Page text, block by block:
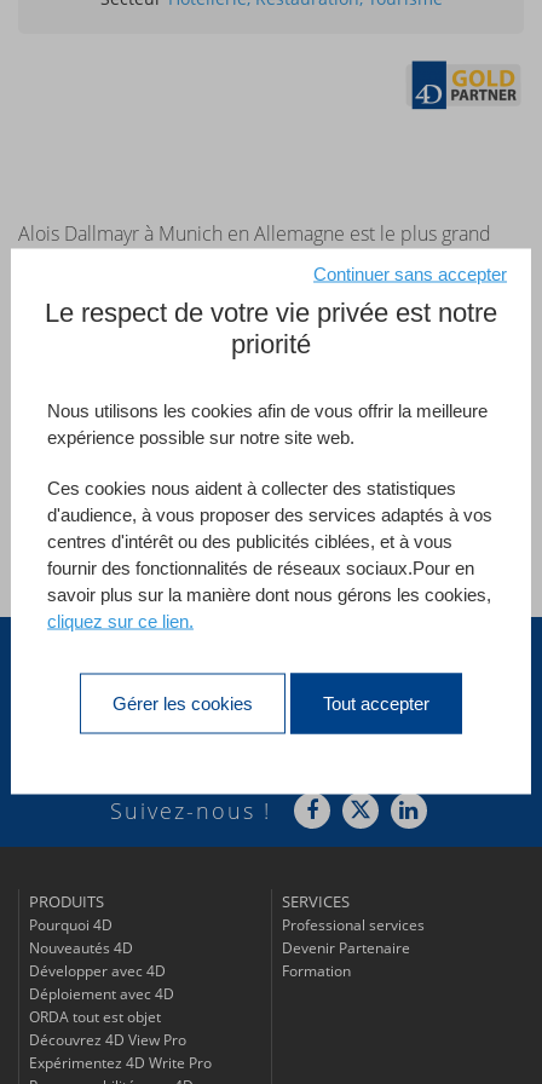
Alois Dallmayr à Munich en Allemagne est le plus grand
charcutier européen. Sa division traiteur utilise
BANKETTprofi, une solution 4D pour optimiser le service
de restauration. Les événements et les restaurants sont
également gérés et organisés par BANKETTprofi. La
chaque commande, ainsi que toutes les données
transmission à un serveur central.
Voir toutes les références
France
Abonnez-vous à notre Newsletter
Suivez-nous !
PRODUITS
Pourquoi 4D
Nouveautés 4D
Développer avec 4D
Déploiement avec 4D
ORDA tout est objet
Découvrez 4D View Pro
Expérimentez 4D Write Pro
SERVICES
Professional services
Devenir Partenaire
Formation
Le respect de votre vie privée est notre
priorité
Nous utilisons les cookies afin de vous offrir la meilleure
expérience possible sur notre site web.
Ces cookies nous aident à collecter des statistiques
d'audience, à vous proposer des services adaptés à vos
centres d'intérêt ou des publicités ciblées, et à vous
fournir des fonctionnalités de réseaux sociaux.Pour en
savoir plus sur la manière dont nous gérons les cookies,
cliquez sur ce lien.
Gérer les cookies Tout accepter
Continuer sans accepter